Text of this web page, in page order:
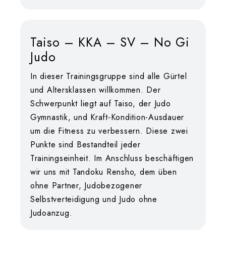
Taiso – KKA – SV – No Gi
Judo
In dieser Trainingsgruppe sind alle Gürtel
und Altersklassen willkommen. Der
Schwerpunkt liegt auf Taiso, der Judo
Gymnastik, und Kraft-Kondition-Ausdauer
um die Fitness zu verbessern. Diese zwei
Punkte sind Bestandteil jeder
Trainingseinheit. Im Anschluss beschäftigen
wir uns mit Tandoku Rensho, dem üben
ohne Partner, Judobezogener
Selbstverteidigung und Judo ohne
Judoanzug.